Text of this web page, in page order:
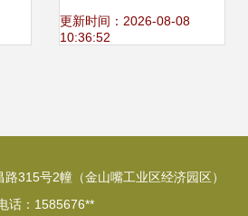
坛在沪举行
更新时间：2026-08-08
10:36:52
315号2幢（金山嘴工业区经济园区）
话：1585676**